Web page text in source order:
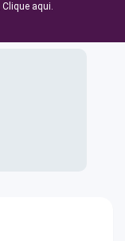
Clique aqui.